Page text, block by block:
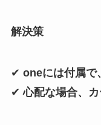
解決策
✔ oneには付属で
✔心配な場合、カ